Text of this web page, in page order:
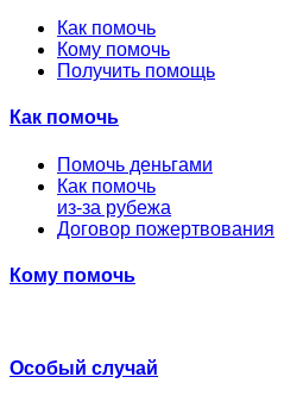
Как помочь
Кому помочь
Получить помощь
Как помочь
Помочь деньгами
Как помочь
из-за рубежа
Договор пожертвования
Кому помочь
Особый случай